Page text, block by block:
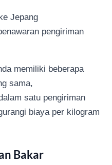
Jepang
pengiriman
memiliki beberapa
sama,
satu pengiriman
biaya per kilogram
Bakar